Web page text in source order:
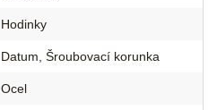
Hodinky
Datum Šroubovací korunka
Ocel